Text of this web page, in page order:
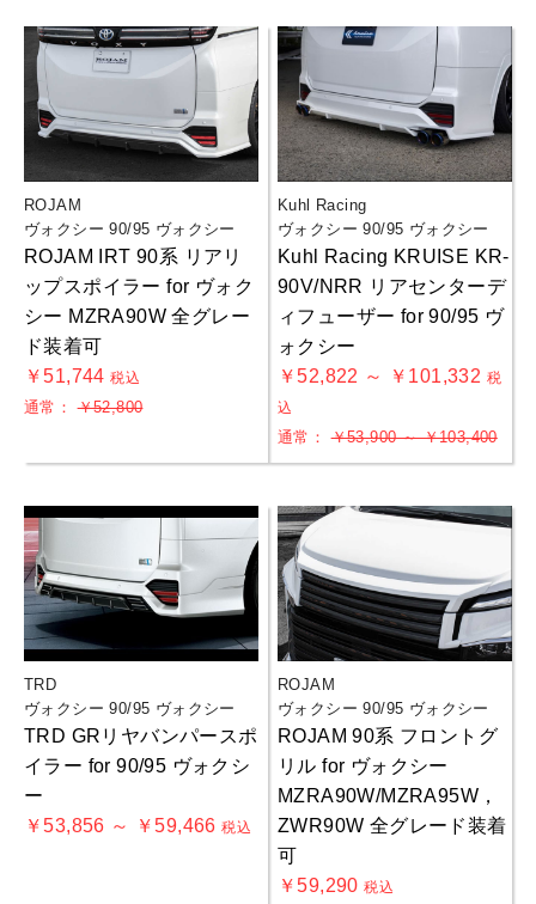
ROJAM
ヴォクシー 90/95 ヴォクシー
ROJAM IRT 90系 リアリ
ップスポイラー for ヴォク
シー MZRA90W 全グレー
ド装着可
￥51,744税込
通常：￥52,800
Kuhl Racing
ヴォクシー 90/95 ヴォクシー
Kuhl Racing KRUISE KR-
90V/NRR リアセンターデ
ィフューザー for 90/95 ヴ
ォクシー
￥52,822 ～ ￥101,332 税
込
通常：￥53,900 ～ ￥103,400
TRD
ヴォクシー 90/95 ヴォクシー
TRD GRリヤバンパースポ
イラー for 90/95 ヴォクシ
ー
￥53,856 ～ ￥59,466税込
ROJAM
ヴォクシー 90/95 ヴォクシー
ROJAM 90系 フロントグ
リル for ヴォクシー
MZRA90W/MZRA95W，
ZWR90W 全グレード装着
可
￥59,290税込